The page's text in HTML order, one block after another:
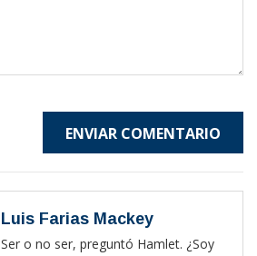
ENVIAR COMENTARIO
Luis Farias Mackey
Ser o no ser, preguntó Hamlet. ¿Soy